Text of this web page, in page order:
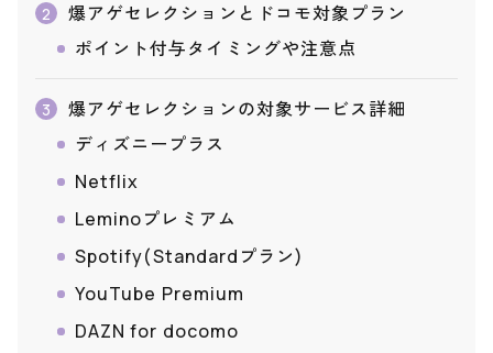
2
爆アゲセレクションとドコモ対象プラン
ポイント付与タイミングや注意点
3
爆アゲセレクションの対象サービス詳細
ディズニープラス
Netflix
Leminoプレミアム
Spotify(Standardプラン)
YouTube Premium
DAZN for docomo